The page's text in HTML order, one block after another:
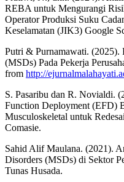
REBA untuk Mengurangi
Operator Produksi Suku
Keselamatan (JIK3) Google
Putri & Purnamawati. (2025).
(MSDs) Pada Pekerja
from http://
S. Pasaribu dan R. Novialdi.
Function Deployment (EFD)
Musculoskeletal untuk
Comasie.
Sahid Alif Maulana. (2021).
Disorders (MSDs) di Sektor
Tunas Husada.